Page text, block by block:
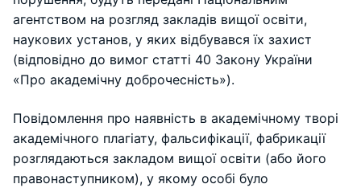
агентством на розгляд закладів вищої освіти,
наукових установ, у яких відбувався їх захист
(відповідно до вимог статті 40 Закону України
«Про академічну доброчесність»).
Повідомлення про наявність в академічному творі
академічного плагіату, фальсифікації, фабрикації
розглядаються закладом вищої освіти (або його
правонаступником), у якому особі було